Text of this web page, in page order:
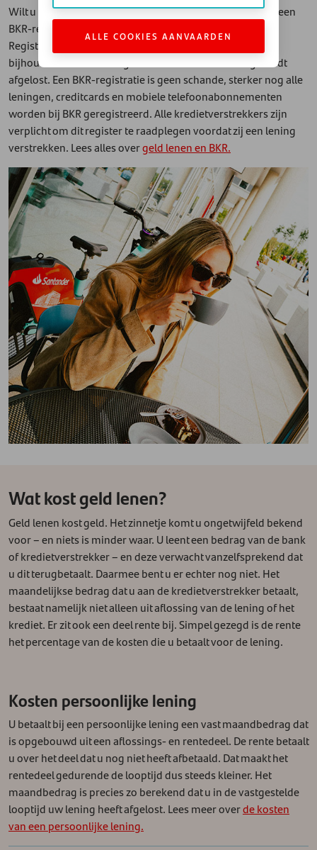
Wilt u een lening aanvragen? Dan wordt er gecheckt of u een
BKR-registratie heeft. BKR staat voor Bureau Krediet
Registratie: deze instantie is in Nederland belast met het
bijhouden wie een lening heeft – en hoe deze lening wordt
afgelost. Een BKR-registratie is geen schande, sterker nog alle
leningen, creditcards en mobiele telefoonabonnementen
worden bij BKR geregistreerd. Alle kredietverstrekkers zijn
verplicht om dit register te raadplegen voordat zij een lening
verstrekken. Lees alles overgeld lenen en BKR.
Wat kost geld lenen?
Geld lenen kost geld. Het zinnetje komt u ongetwijfeld bekend
voor – en niets is minder waar. U leent een bedrag van de bank
of kredietverstrekker – en deze verwacht vanzelfsprekend dat
u dit terugbetaalt. Daarmee bent u er echter nog niet. Het
maandelijkse bedrag dat u aan de kredietverstrekker betaalt,
bestaat namelijk niet alleen uit aflossing van de lening of het
krediet. Er zit ook een deel rente bij. Simpel gezegd is de rente
het percentage van de kosten die u betaalt voor de lening.
Kosten persoonlijke lening
U betaalt bij een persoonlijke lening een vast maandbedrag dat
is opgebouwd uit een aflossings- en rentedeel. De rente betaalt
u over het deel dat u nog niet heeft afbetaald. Dat maakt het
rentedeel gedurende de looptijd dus steeds kleiner. Het
maandbedrag is precies zo berekend dat u in de vastgestelde
looptijd uw lening heeft afgelost. Lees meer overde kosten
van een persoonlijke lening.
ALLE COOKIES AANVAARDEN